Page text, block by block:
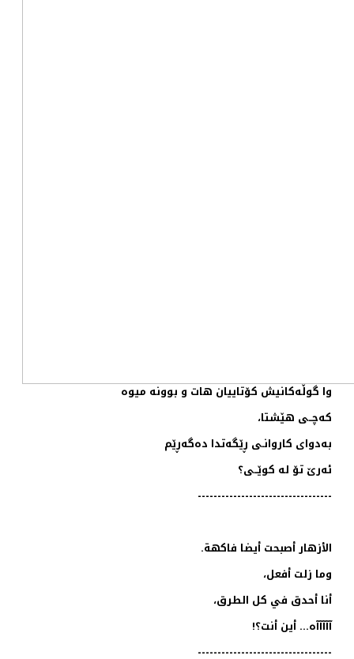
وا گوڵەکانیش کۆتاییان هات و بوونە میوە
کەچــی هێشتا،
بەدوای کاروانـی ڕێگەتدا دەگەڕێم
ئەرێ تۆ لە کوێــی؟
----------------------------------
الأزهار أصبحت أيضا فاكهة.
وما زلت أفعل،
أنا أحدق في كل الطرق،
آآآآآه... أين أنت؟!
----------------------------------